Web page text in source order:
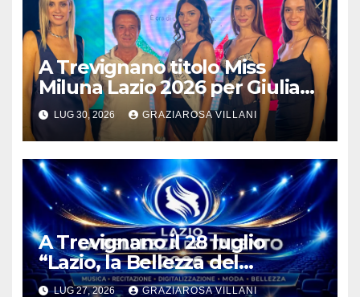
A Trevignano titolo Miss
Miluna Lazio 2026 per Giulia
Colace 24enne di Centocelle
LUG 30, 2026 GRAZIAROSA VILLANI
A Trevignano il 28 luglio
“Lazio, la Bellezza del
Talento”
LUG 27, 2026 GRAZIAROSA VILLANI